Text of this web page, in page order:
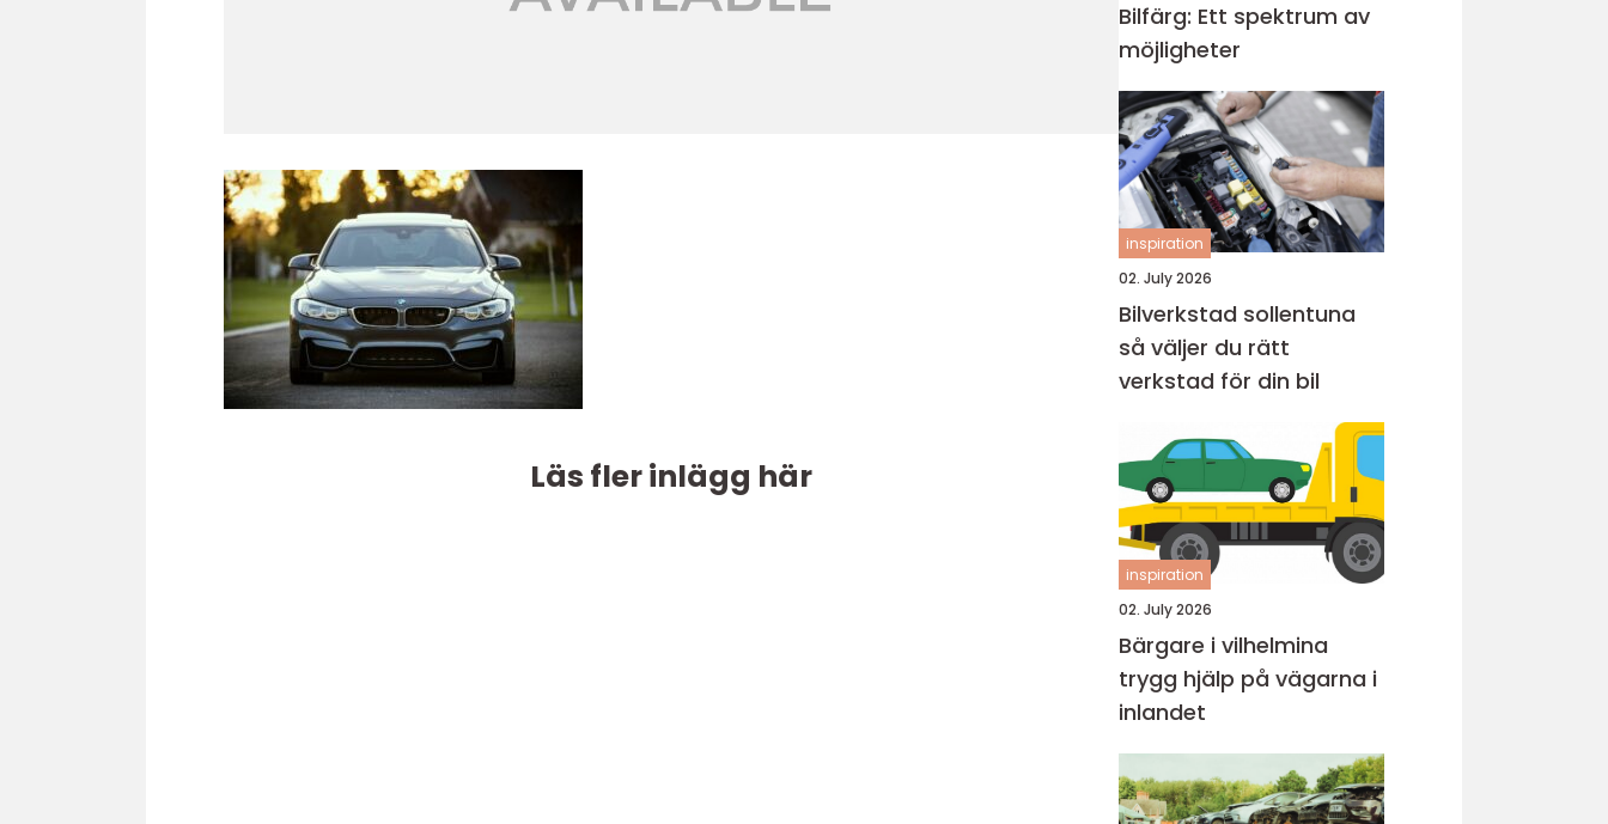
Läs fler inlägg här
Bilfärg: Ett spektrum av
möjligheter
inspiration
02. July 2026
Bilverkstad sollentuna
så väljer du rätt
verkstad för din bil
inspiration
02. July 2026
Bärgare i vilhelmina
trygg hjälp på vägarna i
inlandet